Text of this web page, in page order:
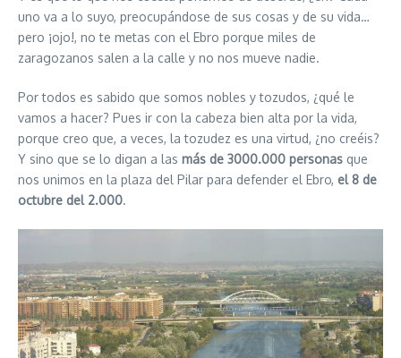
uno va a lo suyo, preocupándose de sus cosas y de su vida…
pero ¡ojo!, no te metas con el Ebro porque miles de
zaragozanos salen a la calle y no nos mueve nadie.
Por todos es sabido que somos nobles y tozudos, ¿qué le
vamos a hacer? Pues ir con la cabeza bien alta por la vida,
porque creo que, a veces, la tozudez es una virtud, ¿no creéis?
Y sino que se lo digan a las más de 3000.000 personas que
nos unimos en la plaza del Pilar para defender el Ebro, el 8 de
octubre del 2.000.